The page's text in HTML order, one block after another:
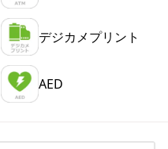
デジカメプリント
AED